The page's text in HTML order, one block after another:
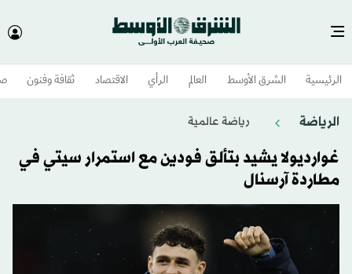
الرئيسية الشرق الأوسط​ العالم الرأي الاقتصاد ثقافة وفنون
الرياضة رياضة عالمية
غوارديولا يشيد بتألق فودين مع استمرار سيتي في
مطاردة آرسنال